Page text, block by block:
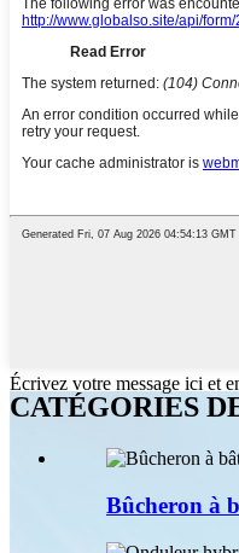
Écrivez votre message ici et
CATÉGORIES
Bûcheron à